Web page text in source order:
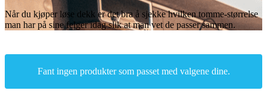
Når du kjøper løse dekk er det bra å sjekke hvilken tomme-størrelse
man har på sine felger idag slik at man vet de passer sammen.
Fant ingen produkter som passet med valgene dine.